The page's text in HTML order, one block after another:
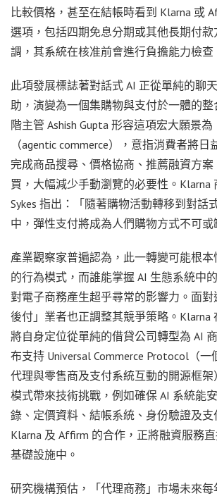
比較價格，甚至在結帳時看到 Klarna 或
選項，包括四期免息分期或其他長期付款
調，其系統在核准前會進行負擔能力檢查
此項發展標誌著對話式 AI 正從單純的聊
助，演變為一個集購物與支付於一體的
階主管 Ashish Gupta 形容這項宏大願景為
（agentic commerce），意指消費者將日
完成商品搜尋、價格協商、推薦融資方
買，大幅減少手動瀏覽的必要性。Klarna
Sykes 指出：「隨著購物活動轉移到對話
中，彈性支付將成為人們購物方式不可或
產業觀察家普遍認為，此一轉變可能根
的行為模式，而誰能掌握 AI 生態系統中
對電子商務產生超乎尋常的影響力。面
後付」業者也正調整其競爭策略。Klarna
將自身定位從單純的借貸公司轉型為 AI
布支持 Universal Commerce Protocol（一
代理與零售商及支付系統互動的開源框架
模式帶來技術挑戰，例如確保 AI 系統能
錄、定價資料、結帳系統、身份驗證及
Klarna 及 Affirm 的合作，正將融資服務
基礎設施中。
研究機構預估，「代理商務」市場未來